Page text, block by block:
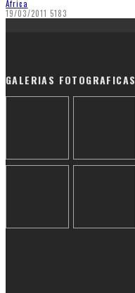
Africa
19/03/2011 5183
GALERIAS FOTOGRAFICAS